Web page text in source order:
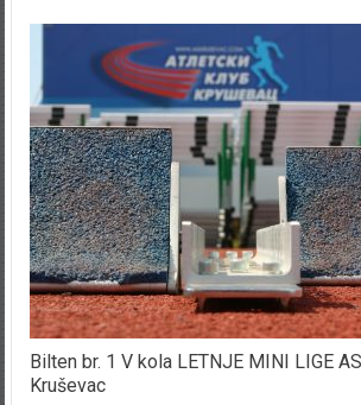
Bilten br. 1 V kola LETNJE MINI LIGE
Kruševac